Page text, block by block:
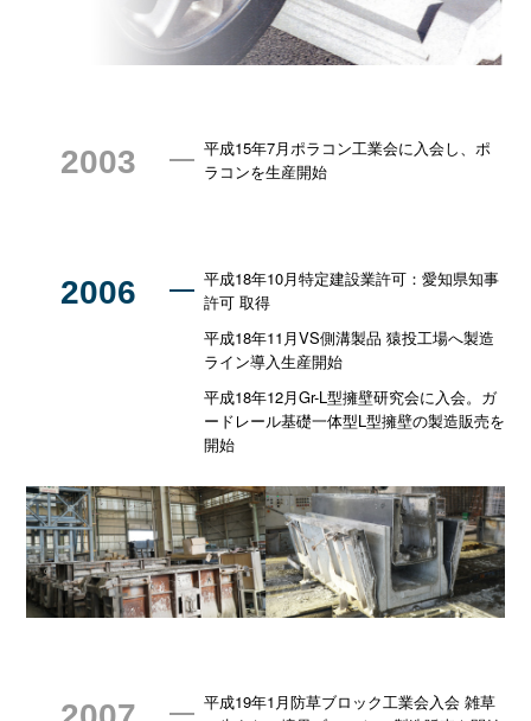
2003
平成15年7月ポラコン工業会に入会し、ポ
ラコンを生産開始
2006
平成18年10月特定建設業許可：愛知県知事
許可 取得
平成18年11月VS側溝製品 猿投工場へ製造
ライン導入生産開始
平成18年12月Gr-L型擁壁研究会に入会。ガ
ードレール基礎一体型L型擁壁の製造販売を
開始
平成19年1月防草ブロック工業会入会 雑草